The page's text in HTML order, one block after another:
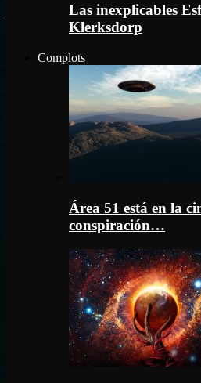
Las inexplicables
Klerksdorp
Complots
Área 51 está en la
conspiración…